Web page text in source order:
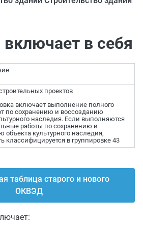
в себя
проектов
включает выполнение полного
по сохранению и воссозданию
наследия. Если выполняются
работы по сохранению и
объекта культурного наследия,
классифицируется в группировке 43
таблица старого и нового
ОКВЭД